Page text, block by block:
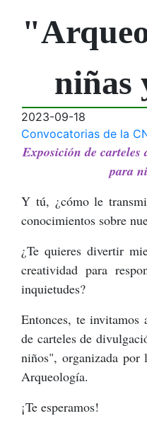
niñas
2023-09-18
Convocatorias de la
Exposición de
para
Y tú, ¿cómo le
conocimientos sobre
¿Te quieres divertir
creatividad para
inquietudes?
Entonces, te
de carteles de
niños", organizada
Arqueología.
¡Te esperamos!